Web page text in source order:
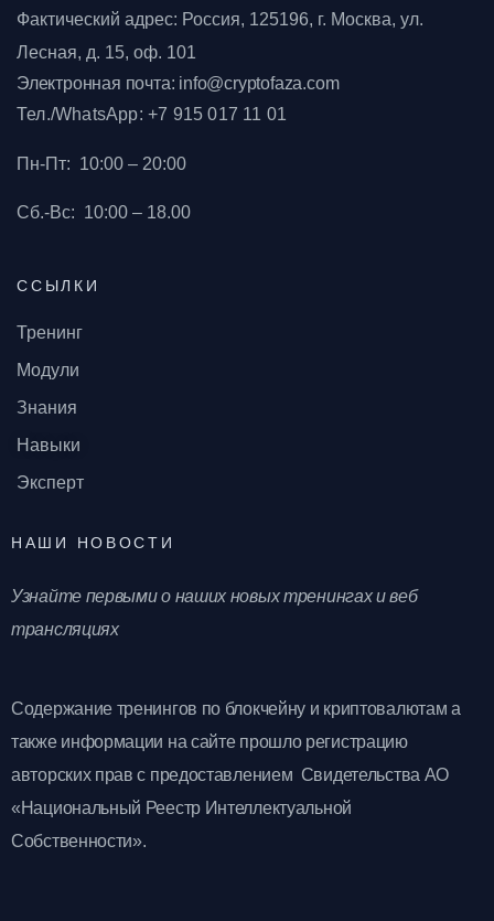
Фактический адрес: Россия, 125196, г. Москва, ул.
Лесная, д. 15, оф. 101
Электронная почта: info@cryptofaza.com
Тел./WhatsApp: +7 915 017 11 01
Пн-Пт: 10:00 – 20:00
Сб.-Вс: 10:00 – 18.00
ССЫЛКИ
Тренинг
Модули
Знания
Навыки
Эксперт
НАШИ НОВОСТИ
Узнайте первыми о наших новых тренингах и веб
трансляциях
Содержание тренингов по блокчейну и криптовалютам а
также информации на сайте прошло регистрацию
авторских прав с предоставлением Свидетельства АО
«Национальный Реестр Интеллектуальной
Собственности».